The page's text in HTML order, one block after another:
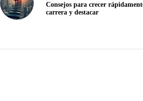
Consejos para crecer
carrera y destacar